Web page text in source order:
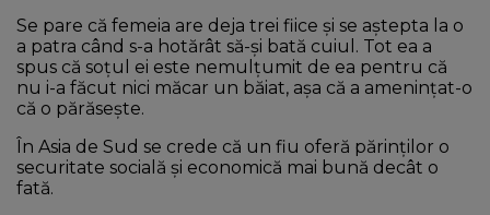
Se pare că femeia are deja trei fiice și se aștepta la o
a patra când s-a hotărât să-și bată cuiul. Tot ea a
spus că soțul ei este nemulțumit de ea pentru că
nu i-a făcut nici măcar un băiat, așa că a amenințat-o
că o părăsește.
În Asia de Sud se crede că un fiu oferă părinților o
securitate socială și economică mai bună decât o
fată.